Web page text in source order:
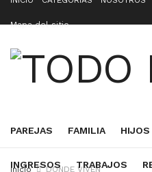
Mapa del sitio
PAREJAS FAMILIA HIJOS
INGRESOS TRABAJOS
Inicio DONDE VIVEN